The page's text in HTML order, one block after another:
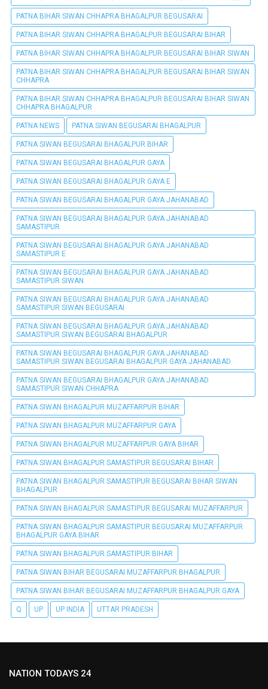
PATNA BIHAR SIWAN CHHAPRA BHAGALPUR BEGUSARAI
PATNA BIHAR SIWAN CHHAPRA BHAGALPUR BEGUSARAI BIHAR
PATNA BIHAR SIWAN CHHAPRA BHAGALPUR BEGUSARAI BIHAR SIWAN
PATNA BIHAR SIWAN CHHAPRA BHAGALPUR BEGUSARAI BIHAR SIWAN
CHHAPRA
PATNA BIHAR SIWAN CHHAPRA BHAGALPUR BEGUSARAI BIHAR SIWAN
CHHAPRA BHAGALPUR
PATNA NEWS PATNA SIWAN BEGUSARAI BHAGALPUR
PATNA SIWAN BEGUSARAI BHAGALPUR BIHAR
PATNA SIWAN BEGUSARAI BHAGALPUR GAYA
PATNA SIWAN BEGUSARAI BHAGALPUR GAYA E
PATNA SIWAN BEGUSARAI BHAGALPUR GAYA JAHANABAD
PATNA SIWAN BEGUSARAI BHAGALPUR GAYA JAHANABAD
SAMASTIPUR
PATNA SIWAN BEGUSARAI BHAGALPUR GAYA JAHANABAD
SAMASTIPUR E
PATNA SIWAN BEGUSARAI BHAGALPUR GAYA JAHANABAD
SAMASTIPUR SIWAN
PATNA SIWAN BEGUSARAI BHAGALPUR GAYA JAHANABAD
SAMASTIPUR SIWAN BEGUSARAI
PATNA SIWAN BEGUSARAI BHAGALPUR GAYA JAHANABAD
SAMASTIPUR SIWAN BEGUSARAI BHAGALPUR
PATNA SIWAN BEGUSARAI BHAGALPUR GAYA JAHANABAD
SAMASTIPUR SIWAN BEGUSARAI BHAGALPUR GAYA JAHANABAD
PATNA SIWAN BEGUSARAI BHAGALPUR GAYA JAHANABAD
SAMASTIPUR SIWAN CHHAPRA
PATNA SIWAN BHAGALPUR MUZAFFARPUR BIHAR
PATNA SIWAN BHAGALPUR MUZAFFARPUR GAYA
PATNA SIWAN BHAGALPUR MUZAFFARPUR GAYA BIHAR
PATNA SIWAN BHAGALPUR SAMASTIPUR BEGUSARAI BIHAR
PATNA SIWAN BHAGALPUR SAMASTIPUR BEGUSARAI BIHAR SIWAN
BHAGALPUR
PATNA SIWAN BHAGALPUR SAMASTIPUR BEGUSARAI MUZAFFARPUR
PATNA SIWAN BHAGALPUR SAMASTIPUR BEGUSARAI MUZAFFARPUR
BHAGALPUR GAYA BIHAR
PATNA SIWAN BHAGALPUR SAMASTIPUR BIHAR
PATNA SIWAN BIHAR BEGUSARAI MUZAFFARPUR BHAGALPUR
PATNA SIWAN BIHAR BEGUSARAI MUZAFFARPUR BHAGALPUR GAYA
Q UP UP INDIA UTTAR PRADESH
NATION TODAYS 24